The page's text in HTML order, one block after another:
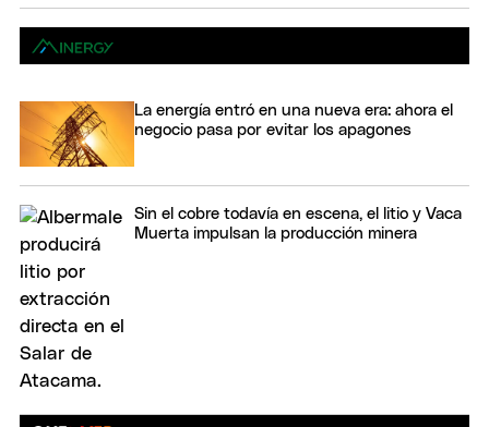
La energía entró en una nueva era: ahora el
negocio pasa por evitar los apagones
Sin el cobre todavía en escena, el litio y Vaca
Muerta impulsan la producción minera